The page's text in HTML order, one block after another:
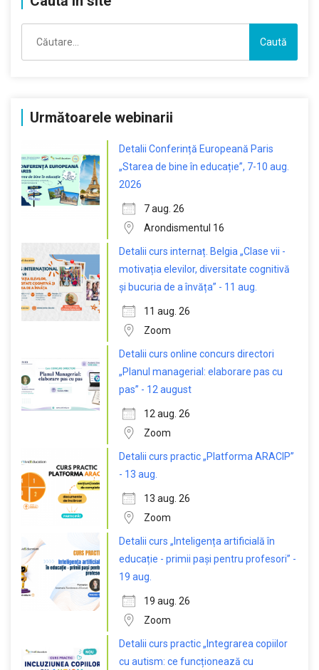
după:
Următoarele webinarii
Detalii Conferință Europeană Paris
„Starea de bine în educație”, 7-10 aug.
2026
7 aug. 26
Arondismentul 16
Detalii curs internaț. Belgia „Clase vii -
motivația elevilor, diversitate cognitivă
și bucuria de a învăța” - 11 aug.
11 aug. 26
Zoom
Detalii curs online concurs directori
„Planul managerial: elaborare pas cu
pas” - 12 august
12 aug. 26
Zoom
Detalii curs practic „Platforma ARACIP”
- 13 aug.
13 aug. 26
Zoom
Detalii curs „Inteligența artificială în
educație - primii pași pentru profesori” -
19 aug.
19 aug. 26
Zoom
Detalii curs practic „Integrarea copiilor
cu autism: ce funcționează cu